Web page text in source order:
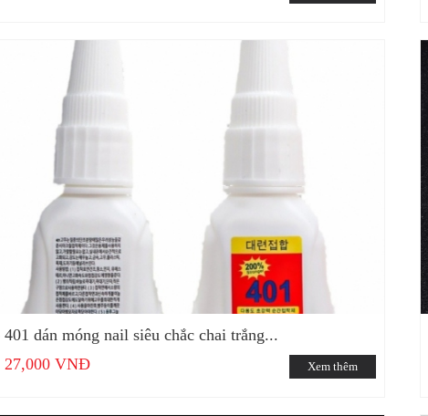
401 dán móng nail siêu chắc chai trắng...
27,000 VNĐ Xem thêm